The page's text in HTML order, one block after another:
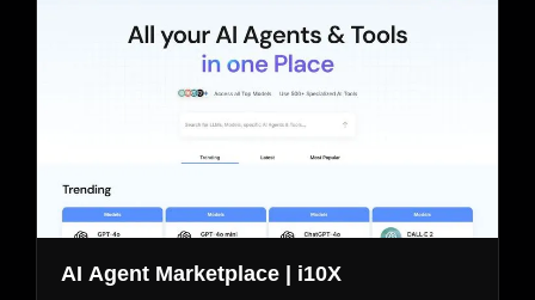
AI Agent Marketplace | i10X